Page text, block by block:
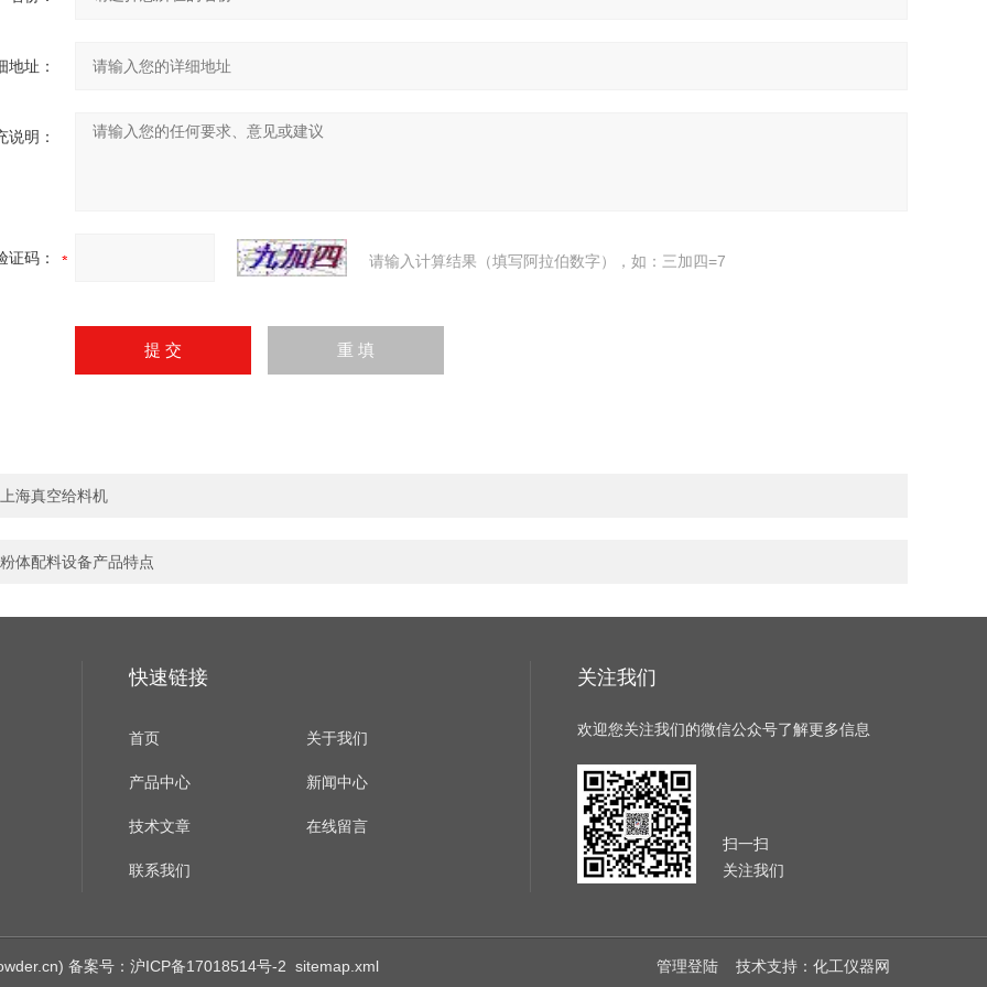
地址：
说明：
证码： 请输入计算结果（填写阿拉伯数字），如：三加四=7
上海真空给料机
粉体配料设备产品特点
快速链接
首页 关于我们
产品中心 新闻中心
技术文章 在线留言
联系我们
关注我们
欢迎您关注我们的微信公众号了解更多信息
扫一扫
关注我们
备案号：沪ICP备17018514号-2 sitemap.xml 管理登陆 技术支持： 化工仪器网